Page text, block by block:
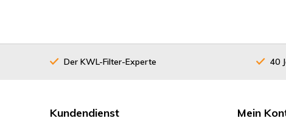
Der KWL-Filter-Experte 40
Kundendienst Mein